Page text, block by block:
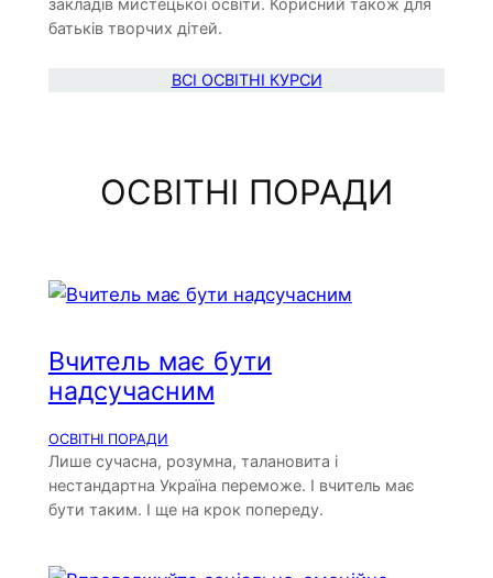
закладів мистецької освіти. Корисний також для
батьків творчих дітей.
ВСІ ОСВІТНІ КУРСИ
ОСВІТНІ ПОРАДИ
Вчитель має бути
надсучасним
ОСВІТНІ ПОРАДИ
Лише сучасна, розумна, талановита і
нестандартна Україна переможе. І вчитель має
бути таким. І ще на крок попереду.